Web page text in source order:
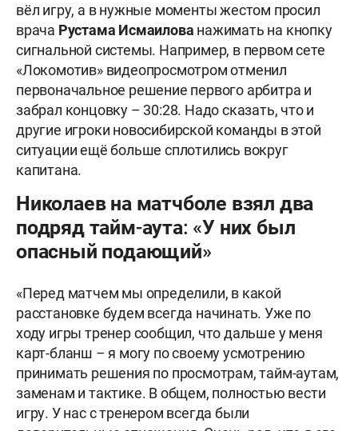
вёл игру, а в нужные моменты жестом просил
врача Рустама Исмаилова нажимать на кнопку
сигнальной системы. Например, в первом сете
«Локомотив» видеопросмотром отменил
первоначальное решение первого арбитра и
забрал концовку – 30:28. Надо сказать, что и
другие игроки новосибирской команды в этой
ситуации ещё больше сплотились вокруг
капитана.
Николаев на матчболе взял два
подряд тайм-аута: «У них был
опасный подающий»
«Перед матчем мы определили, в какой
расстановке будем всегда начинать. Уже по
ходу игры тренер сообщил, что дальше у меня
карт-бланш – я могу по своему усмотрению
принимать решения по просмотрам, тайм-аутам,
заменам и тактике. В общем, полностью вести
игру. У нас с тренером всегда были